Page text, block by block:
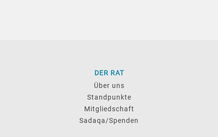
DER RAT
Über uns
Standpunkte
Mitgliedschaft
Sadaqa/Spenden